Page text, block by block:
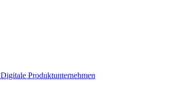
Digitale Produktunternehmen